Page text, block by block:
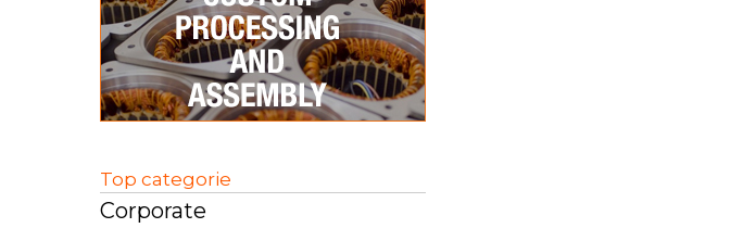
Top categorie
Corporate